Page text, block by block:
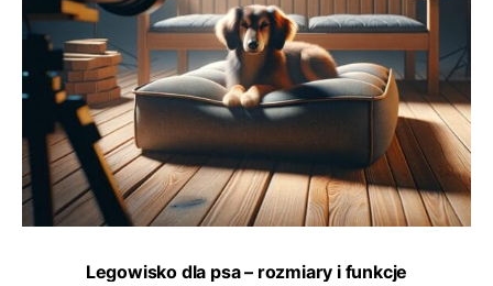
Legowisko dla psa – rozmiary i funkcje